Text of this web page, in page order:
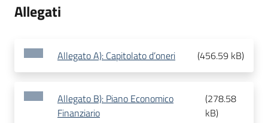
Allegati
Allegato A): Capitolato d’oneri (456.59 kB)
Allegato B): Piano Economico
Finanziario
(278.58
kB)